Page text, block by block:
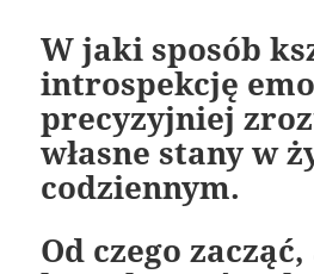
W jaki sposób
introspekcję
precyzyjniej
własne stany w
codziennym.
Od czego